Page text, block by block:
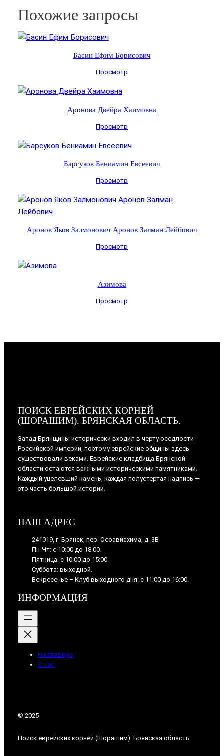
Похожие запросы
Басин Ефим Борисович
Просмотр
Аронова Двейра Хаимовна
Просмотр
Барсуков Бениамин Евсеевич
Просмотр
Аронов Яков Залмонович Аронов Залман Лейбович
Просмотр
Азимова
Просмотр
ПОИСК ЕВРЕЙСКИХ КОРНЕЙ
(ШОРАШИМ). БРЯНСКАЯ ОБЛАСТЬ.
Запад Брянщины исторически входил в черту оседлости
Российской империи, поэтому еврейские общины здесь
существовали веками. Еврейские кладбища Брянской
области остаются важными историческими памятниками.
Каждый уцелевший камень, каждая полустертая надпись —
это часть большой истории.
НАШ АДРЕС
241019, г. Брянск, пер. Осоавиахима, д. 3В
Пн-Чт: с 10:00 до 18:00.
Пятница: с 10:00 до 15:00.
Суббота: выходной.
Вскресенье – Клуб выходного дня: с 11:00 до 16:00.
ИНФОРМАЦИЯ
На главную
О нас
© 2025
Поиск еврейских корней (Шорашим). Брянская область.